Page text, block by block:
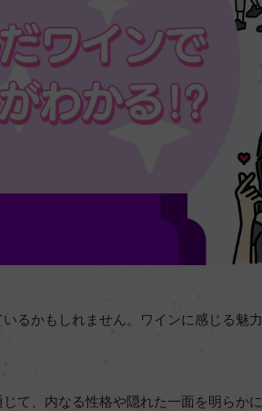
るかもしれません。ワインに感じる魅
て、内なる性格や隠れた一面を明らか